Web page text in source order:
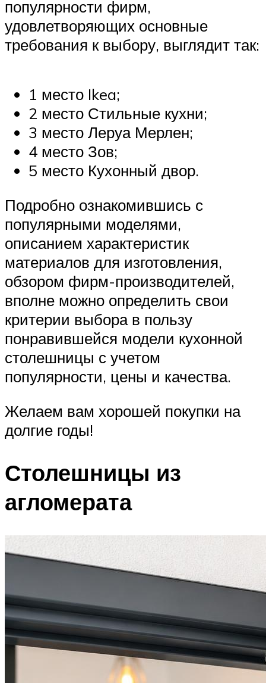
популярности фирм,
удовлетворяющих основные
требования к выбору, выглядит так:
1 место Ikea;
2 место Стильные кухни;
3 место Леруа Мерлен;
4 место Зов;
5 место Кухонный двор.
Подробно ознакомившись с
популярными моделями,
описанием характеристик
материалов для изготовления,
обзором фирм-производителей,
вполне можно определить свои
критерии выбора в пользу
понравившейся модели кухонной
столешницы с учетом
популярности, цены и качества.
Желаем вам хорошей покупки на
долгие годы!
Столешницы из
агломерата